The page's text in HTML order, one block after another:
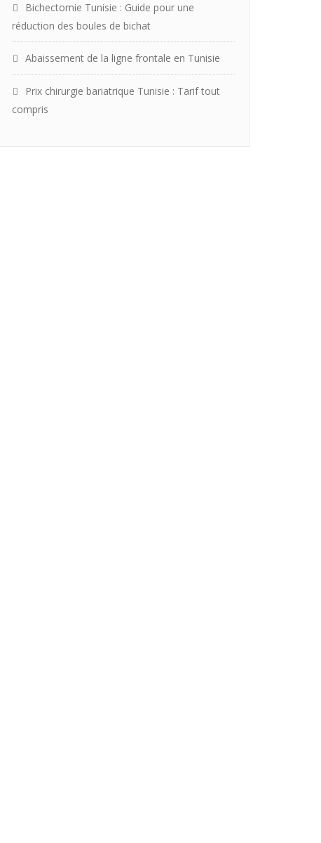
Bichectomie Tunisie : Guide pour une
réduction des boules de bichat
Abaissement de la ligne frontale en Tunisie
Prix chirurgie bariatrique Tunisie : Tarif tout
compris